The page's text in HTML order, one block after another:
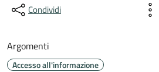
Condividi
Argomenti
Accesso all'informazione